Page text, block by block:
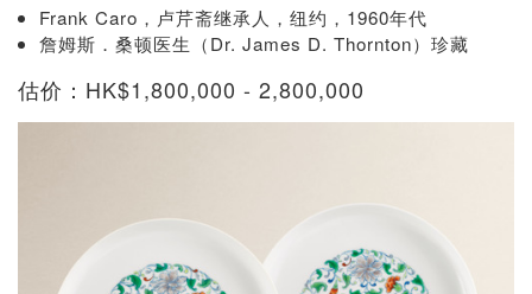
Frank Caro，卢芹斋继承人，纽约，1960年代
詹姆斯．桑顿医生（Dr. James D. Thornton）珍藏
估价：HK$1,800,000 - 2,800,000